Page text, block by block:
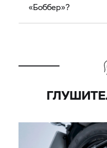
«Боббер»?